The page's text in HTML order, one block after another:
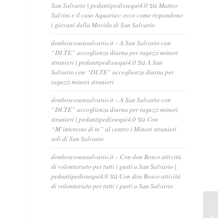
San Salvario | pedantipedissequi4.0 suMatteo
Salvini e il caso Aquarius: ecco come rispondono
i giovani della Movida di San Salvario
donboscosansalvario.it – A San Salvario con
“DI.TE” accoglienza diurna per ragazzi minori
stranieri | pedantipedissequi4.0 suA San
Salvario con “DI.TE” accoglienza diurna per
ragazzi minori stranieri
donboscosansalvario.it – A San Salvario con
“DI.TE” accoglienza diurna per ragazzi minori
stranieri | pedantipedissequi4.0 su Con
“M’interesso di te” al centro i Minori stranieri
soli di San Salvario
donboscosansalvario.it – Con don Bosco attività
di volontariato per tutti i gusti a San Salvario |
pedantipedissequi4.0 su Con don Bosco attività
di volontariato per tutti i gusti a San Salvario